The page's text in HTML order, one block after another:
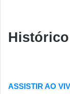
ASSISTIR AO